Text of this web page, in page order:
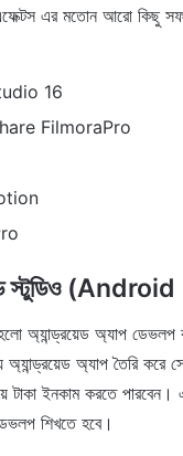
এর মতোন আরো কিছু
16
FilmoraPro
স্টুডিও
অ্যান্ড্রয়েড অ্যাপ ডেভলপ
অ্যান্ড্রয়েড অ্যাপ তৈরি করে
ইনকাম করতে
শিখতে হবে।